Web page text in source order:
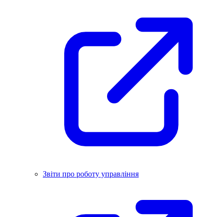
Звіти про роботу управління